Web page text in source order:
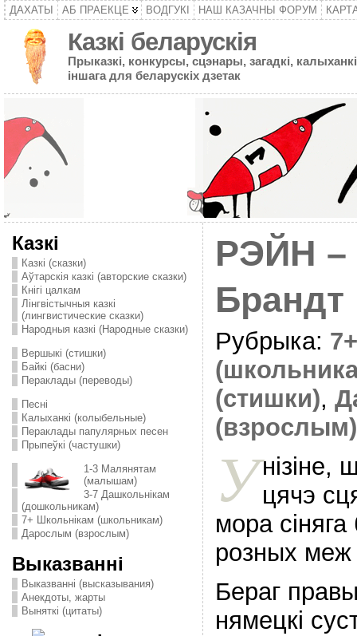
ДАХАТЫ АБ ПРАЕКЦЕ ВОДГУКІ НАШ КАЗАЧНЫ ФОРУМ
Казкі беларускія
Прыказкі, конкурсы, сцэнары, загадкі,
іншага для беларускіх дзетак
Казкі
Казкі (сказки)
Аўтарскія казкі (авторские сказки)
Кнігі цалкам
Лінгвістычныя казкі
(лингвистические сказки)
Народныя казкі (Народные сказки)
Вершыкі (стишки)
Байкі (басни)
Пераклады (переводы)
Песні
Калыханкі (колыбельные)
Пераклады папулярных песен
Прыпеўкі (частушки)
1-3 Малянятам
(малышам)
3-7 Дашкольнікам
(дошкольникам)
7+ Школьнікам (школьникам)
Дарослым (взрослым)
Выказванні
Выказванні (высказывания)
Анекдоты, жарты
Выняткі (цитаты)
РЭЙН –
Брандт
Рубрыка:
(стишки),
(взрослым)
Унізіне,
цячэ
мора
розных
Бераг
нямецкі